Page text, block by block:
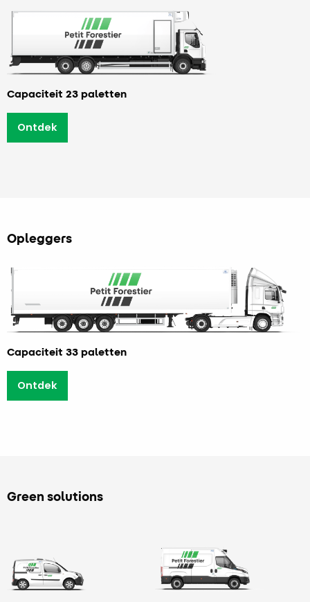
Capaciteit 23 paletten
Ontdek
Opleggers
Capaciteit 33 paletten
Ontdek
Green solutions